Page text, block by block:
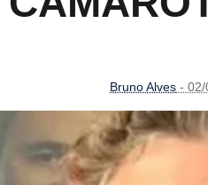
Bruno Alves - 02/